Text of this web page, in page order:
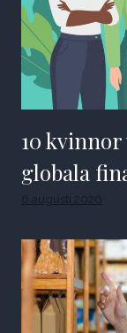
10
globala
6 augusti 2026